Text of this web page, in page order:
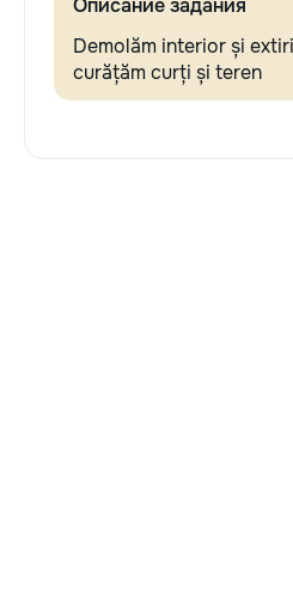
Описание задания
Demolăm interior și
curățăm curți și teren